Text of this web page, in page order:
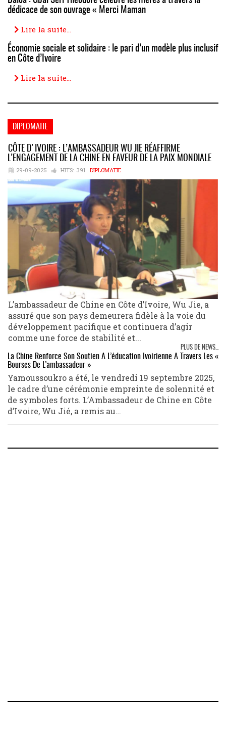
dédicace de son ouvrage « Merci Maman
Lire la suite...
Économie sociale et solidaire : le pari d’un modèle plus inclusif
en Côte d’Ivoire
Lire la suite...
DIPLOMATIE
CÔTE D'IVOIRE : L’AMBASSADEUR WU JIE RÉAFFIRME
L’ENGAGEMENT DE LA CHINE EN FAVEUR DE LA PAIX MONDIALE
29-09-2025 HITS: 391 DIPLOMATIE
L’ambassadeur de Chine en Côte d’Ivoire, Wu Jie, a
assuré que son pays demeurera fidèle à la voie du
développement pacifique et continuera d’agir
comme une force de stabilité et...
PLUS DE NEWS...
La Chine Renforce Son Soutien À L’éducation Ivoirienne À Travers Les «
Bourses De L’ambassadeur »
Yamoussoukro a été, le vendredi 19 septembre 2025,
le cadre d’une cérémonie empreinte de solennité et
de symboles forts. L’Ambassadeur de Chine en Côte
d’Ivoire, Wu Jié, a remis au…